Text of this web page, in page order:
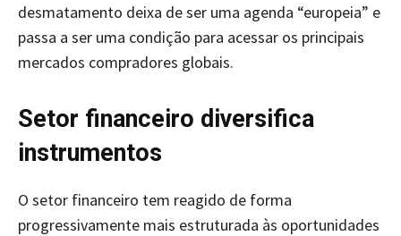
desmatamento deixa de ser uma agenda “europeia” e
passa a ser uma condição para acessar os principais
mercados compradores globais.
Setor financeiro diversifica
instrumentos
O setor financeiro tem reagido de forma
progressivamente mais estruturada às oportunidades